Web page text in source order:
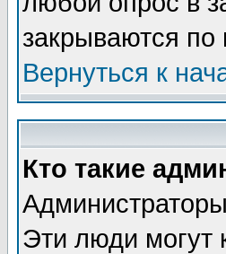
закрываются
Вернуться к
Кто такие
Эти люди могут